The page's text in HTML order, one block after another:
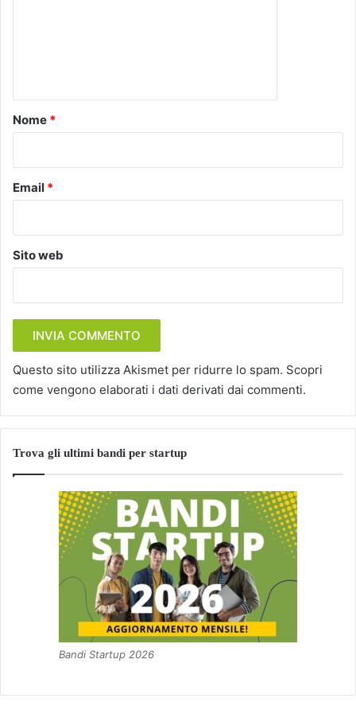
o
Nome *
Email *
Sito web
Questo sito utilizza Akismet per ridurre lo spam. Scopri
come vengono elaborati i dati derivati dai commenti.
Trova gli ultimi bandi per startup
Bandi Startup 2026